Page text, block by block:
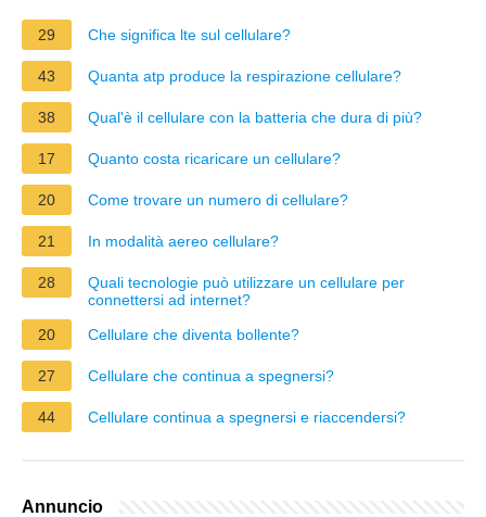
29 Che significa lte sul cellulare?
43 Quanta atp produce la respirazione cellulare?
38 Qual'è il cellulare con la batteria che dura di più?
17 Quanto costa ricaricare un cellulare?
20 Come trovare un numero di cellulare?
21 In modalità aereo cellulare?
28
Quali tecnologie può utilizzare un cellulare per
connettersi ad internet?
20
Cellulare che diventa bollente?
27 Cellulare che continua a spegnersi?
44 Cellulare continua a spegnersi e riaccendersi?
Annuncio